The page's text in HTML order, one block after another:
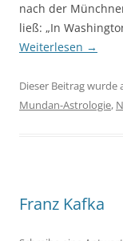
nach der
ließ: „In
Weiterlesen →
Dieser Beitrag wurde
Mundan-Astrologie,
Franz Kafka